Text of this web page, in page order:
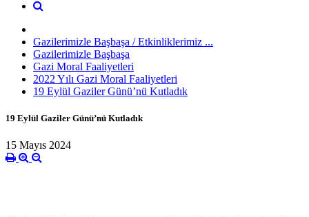
Gazilerimizle Başbaşa / Etkinliklerimiz ...
Gazilerimizle Başbaşa
Gazi Moral Faaliyetleri
2022 Yılı Gazi Moral Faaliyetleri
19 Eylül Gaziler Günü’nü Kutladık
19 Eylül Gaziler Günü’nü Kutladık
15 Mayıs 2024